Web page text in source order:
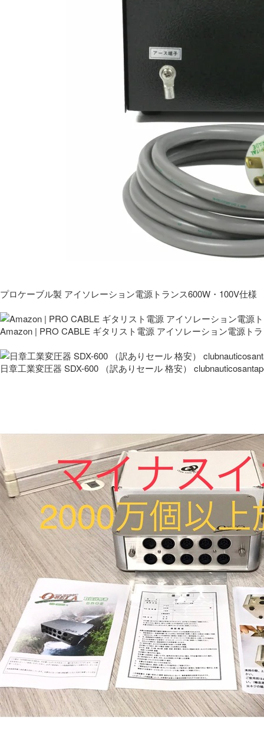
プロケーブル製 アイソレーション電源トランス600W・100V仕様
Amazon | PRO CABLE ギタリスト電源 アイソレーション電源ト
日章工業変圧器 SDX-600 （訳ありセール 格安）